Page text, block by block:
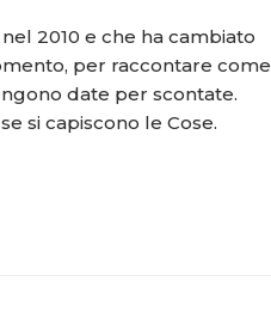
2010 e che ha cambiato
per raccontare come
date per scontate.
si capiscono le Cose.